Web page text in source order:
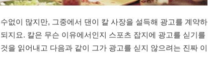
없이 많지만, 그중에서 댄이 칼 사장을 설득해 광고를 계약하
지요. 칼은 무슨 이유에서인지 스포츠 잡지에 광고를 싣기를
을 읽어내고 다음과 같이 그가 광고를 싣지 않으려는 진짜 이